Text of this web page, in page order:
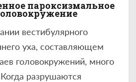
пароксизмальное
вестибулярного
уха, составляющем
головокружений, много
разрушаются